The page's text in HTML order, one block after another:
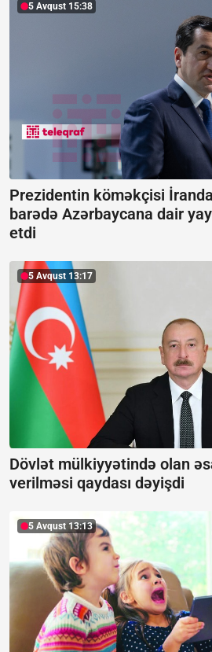
5 Avqust 15:38
Prezidentin köməkçisi
barədə Azərbaycana dair
etdi
5 Avqust 13:17
Dövlət mülkiyyətində olan
verilməsi qaydası dəyişdi
5 Avqust 13:13